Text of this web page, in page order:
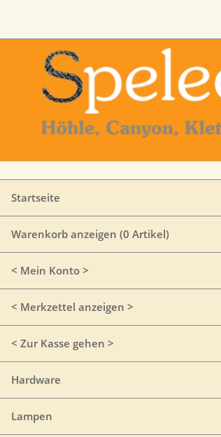
Startseite
Warenkorb anzeigen (0 Artikel)
< Mein Konto >
< Merkzettel anzeigen >
< Zur Kasse gehen >
Hardware
Lampen